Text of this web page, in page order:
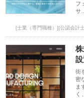
フ
サ…
[士業（専門職種）][公認会計
街
密
ま
く